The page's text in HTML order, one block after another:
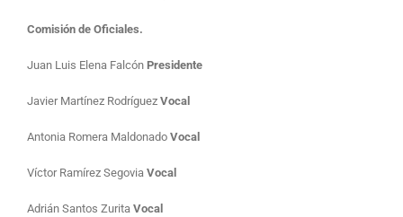
Comisión de Oficiales.
Juan Luis Elena Falcón Presidente
Javier Martínez Rodríguez Vocal
Antonia Romera Maldonado Vocal
Víctor Ramírez Segovia Vocal
Adrián Santos Zurita Vocal